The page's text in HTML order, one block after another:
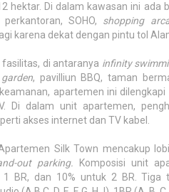
hektar. Di dalam kawasan ini ada
SOHO, shopping
karena dekat dengan pintu tol
di antaranya infinity
, pavilliun BBQ, taman
apartemen ini dilengkapi
Di dalam unit apartemen,
akses internet dan TV kabel.
Silk Town mencakup
out parking.
Komposisi unit
BR, dan 10% untuk 2 BR. Tiga